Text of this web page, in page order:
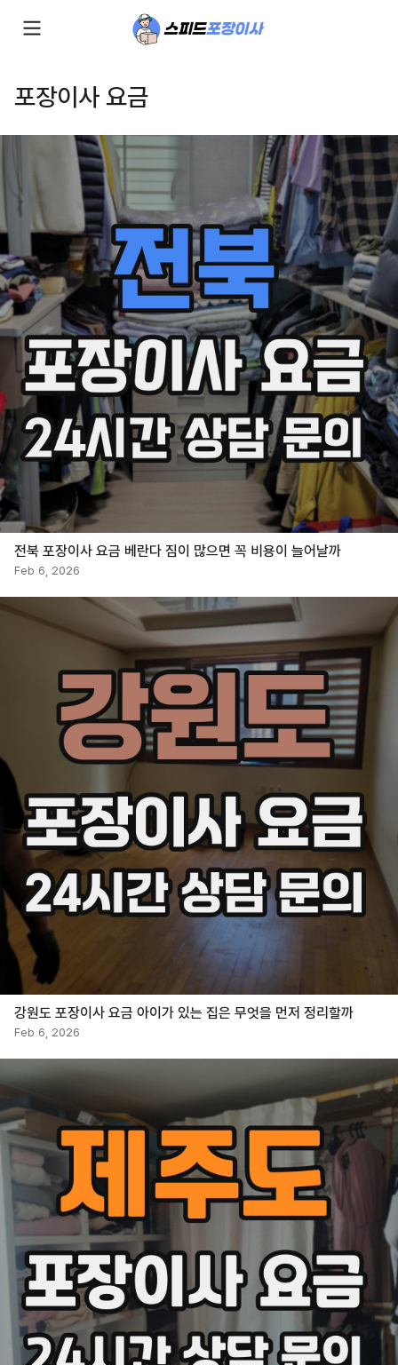
포장이사 요금
전북 포장이사 요금 베란다 짐이 많으면 꼭 비용이 늘어날까
Feb 6, 2026
강원도 포장이사 요금 아이가 있는 집은 무엇을 먼저 정리할까
Feb 6, 2026